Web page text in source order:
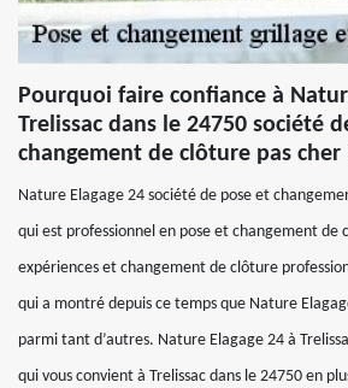
Pourquoi faire confiance à
Trelissac dans le 24750 société
changement de clôture pas cher
Nature Elagage 24 société de pose et
qui est professionnel en pose et changement de
expériences et changement de clôture
qui a montré depuis ce temps que Nature
parmi tant d’autres. Nature Elagage 24 à
qui vous convient à Trelissac dans le 24750 en